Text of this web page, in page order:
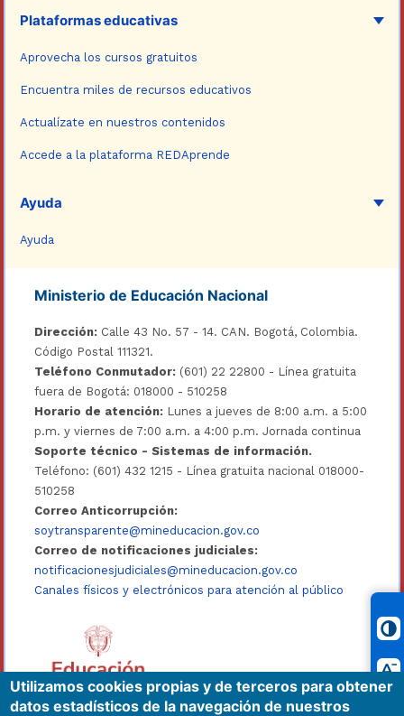
Plataformas educativas
Aprovecha los cursos gratuitos
Encuentra miles de recursos educativos
Actualízate en nuestros contenidos
Accede a la plataforma REDAprende
Ayuda
Ayuda
Ministerio de Educación Nacional
Dirección: Calle 43 No. 57 - 14. CAN. Bogotá, Colombia.
Código Postal 111321.
Teléfono Conmutador: (601) 22 22800 - Línea gratuita
fuera de Bogotá: 018000 - 510258
Horario de atención: Lunes a jueves de 8:00 a.m. a 5:00
p.m. y viernes de 7:00 a.m. a 4:00 p.m. Jornada continua
Soporte técnico - Sistemas de información.
Teléfono: (601) 432 1215 - Línea gratuita nacional 018000-
510258
Correo Anticorrupción:
soytransparente@mineducacion.gov.co
Correo de notificaciones judiciales:
notificacionesjudiciales@mineducacion.gov.co
Canales físicos y electrónicos para atención al público
Utilizamos cookies propias y de terceros para obtener
datos estadísticos de la navegación de nuestros